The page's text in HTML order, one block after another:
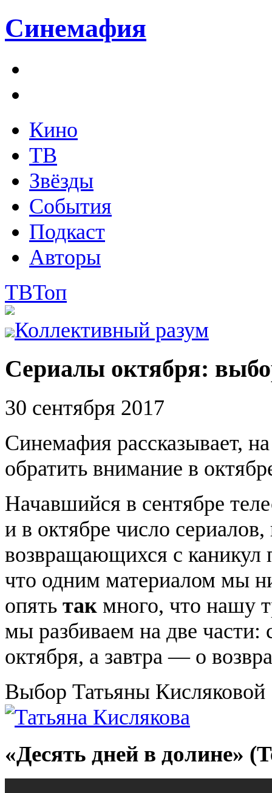
Синемафия
Кино
ТВ
Звёзды
События
Подкаст
Авторы
ТВТоп
Коллективный разум
Сериалы октября:
30 сентября 2017
Синемафия рассказывает,
обратить внимание в
Начавшийся в сентябре
и в октябре число
возвращающихся с каникул
что одним материалом мы
опять так много, что нашу
мы разбиваем на две части:
октября, а завтра — о
Выбор Татьяны Кисляковой
«Десять дней в долине»